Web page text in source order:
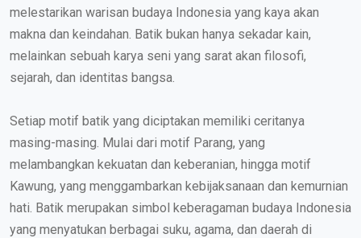
melestarikan warisan budaya Indonesia yang kaya akan
makna dan keindahan. Batik bukan hanya sekadar kain,
melainkan sebuah karya seni yang sarat akan filosofi,
sejarah, dan identitas bangsa.
Setiap motif batik yang diciptakan memiliki ceritanya
masing-masing. Mulai dari motif Parang, yang
melambangkan kekuatan dan keberanian, hingga motif
Kawung, yang menggambarkan kebijaksanaan dan kemurnian
hati. Batik merupakan simbol keberagaman budaya Indonesia
yang menyatukan berbagai suku, agama, dan daerah di